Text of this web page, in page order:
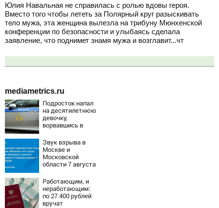
Юлия Навальная не справилась с ролью вдовы героя.
Вместо того чтобы лететь за Полярный круг разыскивать
тело мужа, эта женщина вылезла на трибуну Мюнхенской
конференции по безопасности и улыбаясь сделала
заявление, что поднимет знамя мужа и возглавит...чт
mediametrics.ru
Подросток напал
на десятилетнюю
девочку,
ворвавшись в
Звук взрыва в
Москве и
Московской
области 7 августа
Причины,
источник, откуда
был громкий
хлопок
Работающим, и
неработающим:
по 27 400 рублей
вручат